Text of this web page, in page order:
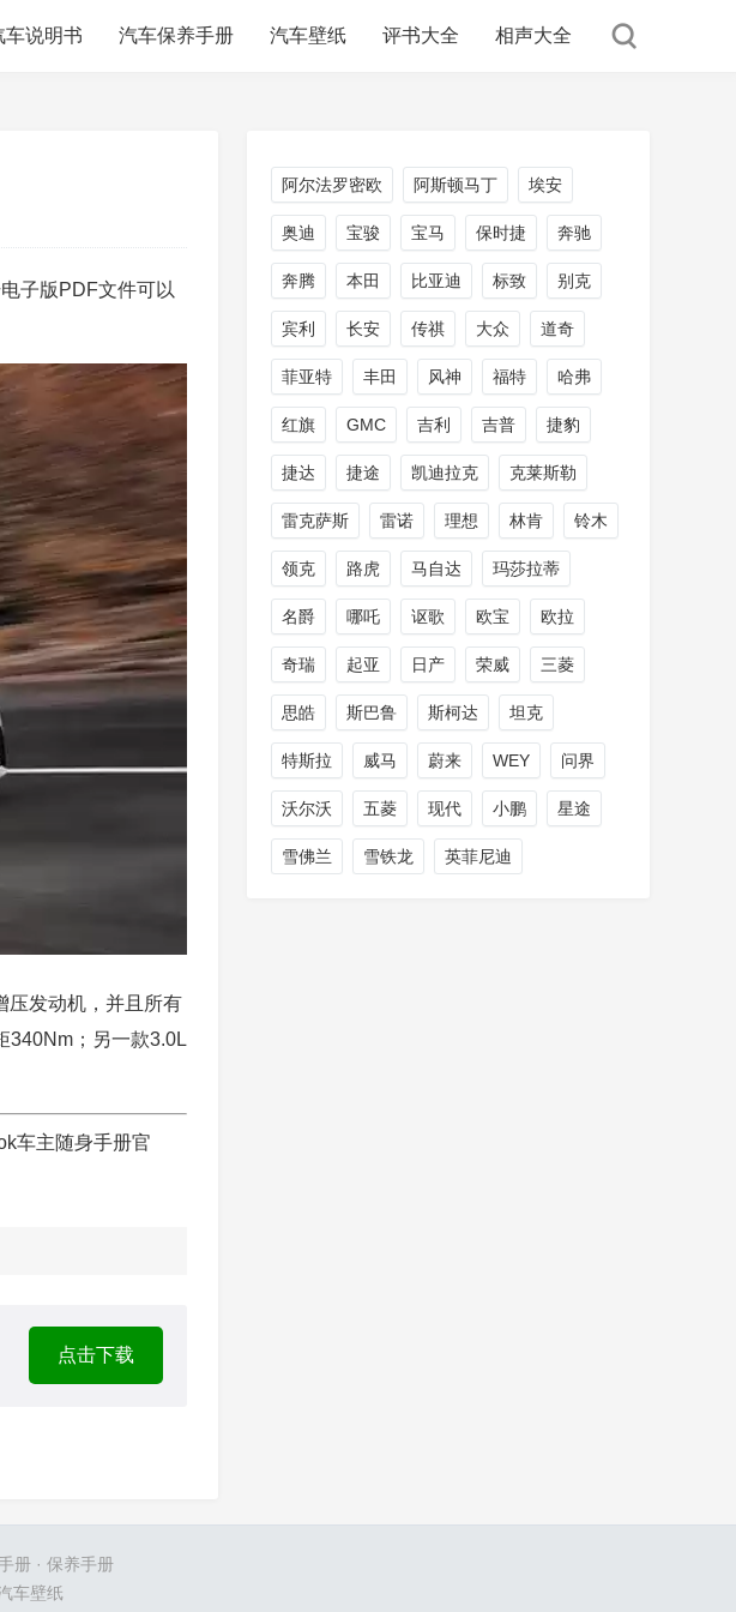
车说明书 汽车保养手册 汽车壁纸 评书大全 相声大全
子版PDF文件可以
压发动机，并且所有
340Nm；另一款3.0L
车主随身手册官
点击下载
阿尔法罗密欧 阿斯顿马丁 埃安
奥迪 宝骏 宝马 保时捷 奔驰
奔腾 本田 比亚迪 标致 别克
宾利 长安 传祺 大众 道奇
菲亚特 丰田 风神 福特 哈弗
红旗 GMC 吉利 吉普 捷豹
捷达 捷途 凯迪拉克 克莱斯勒
雷克萨斯 雷诺 理想 林肯 铃木
领克 路虎 马自达 玛莎拉蒂
名爵 哪吒 讴歌 欧宝 欧拉
奇瑞 起亚 日产 荣威 三菱
思皓 斯巴鲁 斯柯达 坦克
特斯拉 威马 蔚来 WEY 问界
沃尔沃 五菱 现代 小鹏 星途
雪佛兰 雪铁龙 英菲尼迪
册· 保养手册
车壁纸